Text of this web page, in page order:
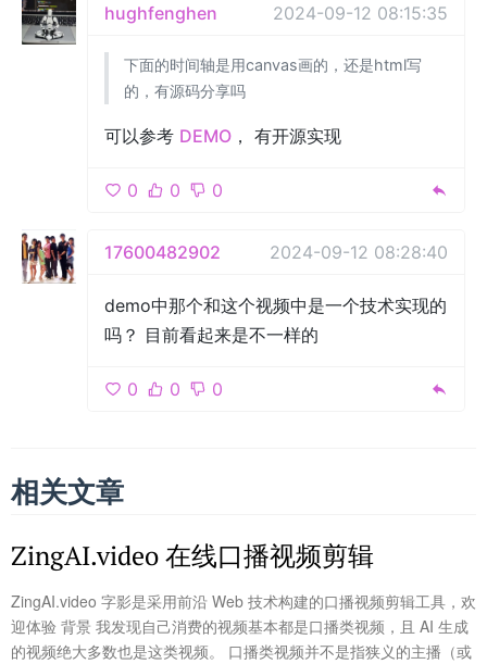
hughfenghen 2024-09-12 08:15:35
下面的时间轴是用canvas画的，还是html写
的，有源码分享吗
可以参考 DEMO ， 有开源实现
0 0 0
17600482902 2024-09-12 08:28:40
demo中那个和这个视频中是一个技术实现的
吗？ 目前看起来是不一样的
0 0 0
相关文章
ZingAI.video 在线口播视频剪辑
ZingAI.video 字影是采用前沿 Web 技术构建的口播视频剪辑工具，欢
迎体验 背景 我发现自己消费的视频基本都是口播类视频，且 AI 生成
的视频绝大多数也是这类视频。 口播类视频并不是指狭义的主播（或